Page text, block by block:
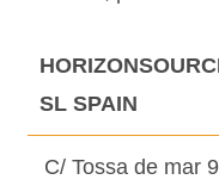
SL SPAIN
C/ Tossa de mar